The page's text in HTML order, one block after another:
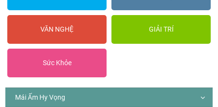
VĂN NGHỆ GIẢI TRÍ
Sức Khỏe
Mái Ấm Hy Vọng